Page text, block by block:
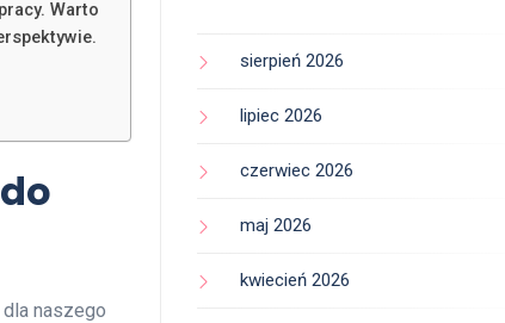
Warto
naszego
sierpień 2026
lipiec 2026
czerwiec 2026
maj 2026
kwiecień 2026